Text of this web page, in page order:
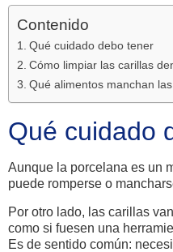
Contenido
Qué cuidado debo tener
Cómo limpiar las carillas
Qué alimentos manchan
Qué cuidado
Aunque la porcelana es un
puede romperse o
Por otro lado, las carillas
como si fuesen una
Es de sentido común: